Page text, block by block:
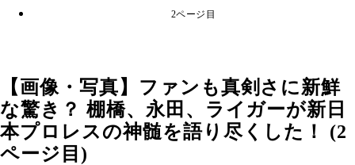
2ページ目
【画像・写真】ファンも真剣さに新鮮
な驚き？ 棚橋、永田、ライガーが新日
本プロレスの神髄を語り尽くした！ (2
ページ目)